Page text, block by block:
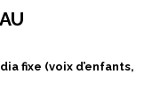
fixe (voix d’enfants,